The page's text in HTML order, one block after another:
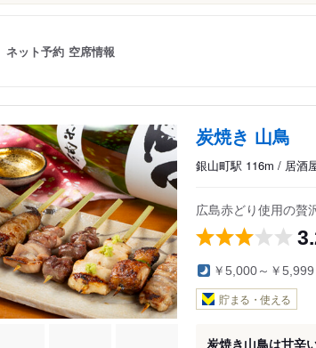
ネット予約 空席情報
炭焼き 山鳥
銀山町駅 116m / 居酒
広島赤どり使用の贅
￥5,000～￥5,999
貯まる・使える
炭焼き山鳥は甘辛